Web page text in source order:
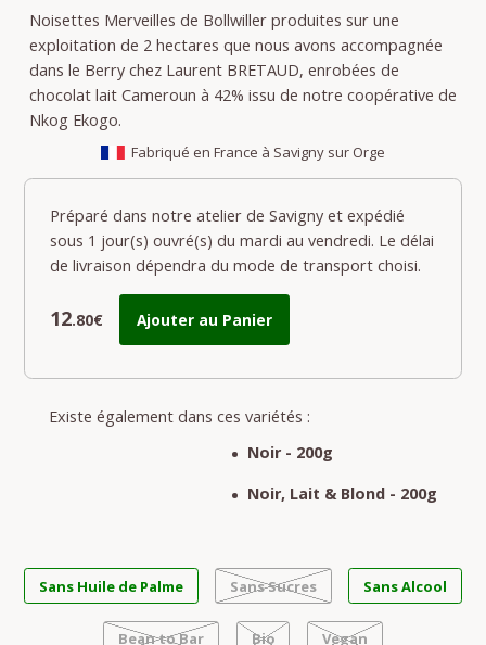
Noisettes Merveilles de Bollwiller produites sur une
exploitation de 2 hectares que nous avons accompagnée
dans le Berry chez Laurent BRETAUD, enrobées de
chocolat lait Cameroun à 42% issu de notre coopérative de
Nkog Ekogo.
Fabriqué en France à Savigny sur Orge
Préparé dans notre atelier de Savigny et expédié
sous 1 jour(s) ouvré(s) du mardi au vendredi. Le délai
de livraison dépendra du mode de transport choisi.
12.80€ Ajouter au Panier
Existe également dans ces variétés :
Noir - 200g
Noir, Lait & Blond - 200g
Sans Huile de Palme Sans Sucres Sans Alcool
Bean to Bar Bio Vegan